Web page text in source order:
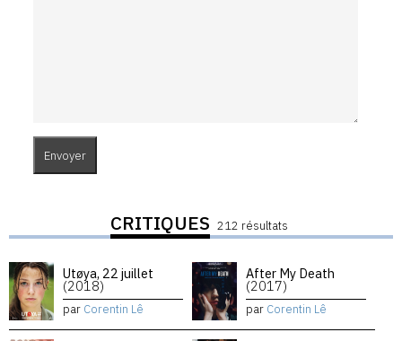
CRITIQUES 212 résultats
Utøya, 22 juillet
(2018)
par Corentin Lê
After My Death
(2017)
par Corentin Lê